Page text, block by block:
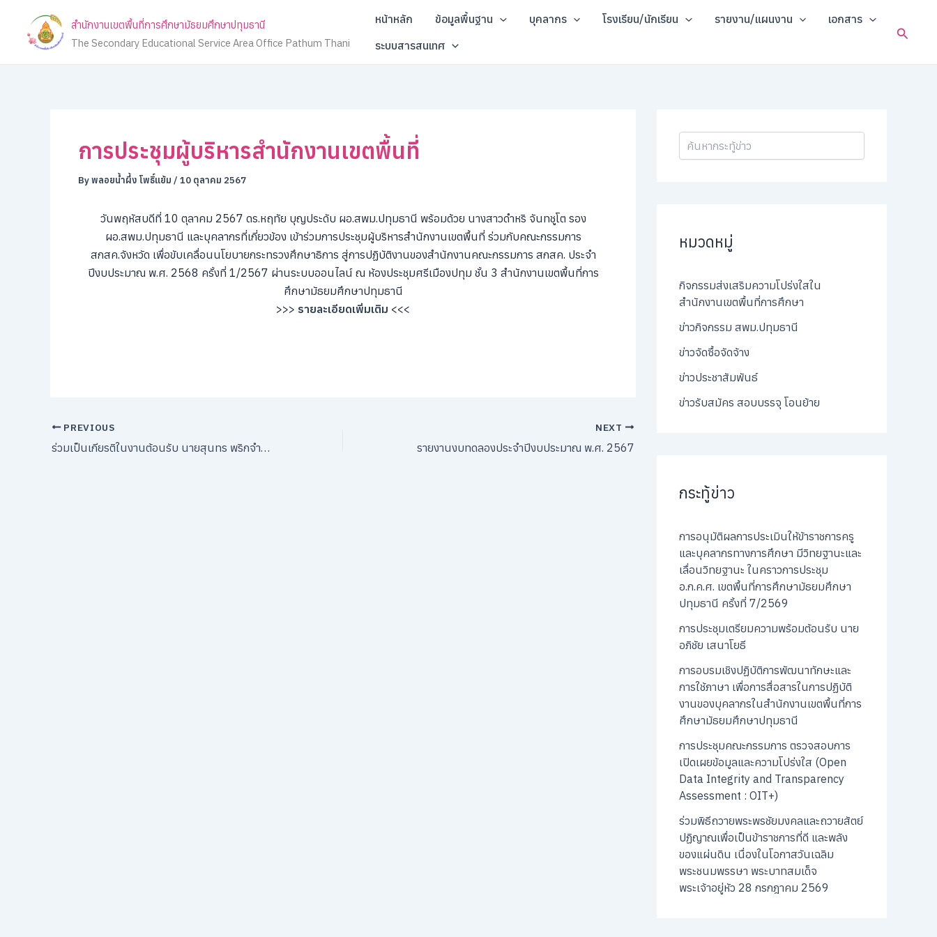
content
สำนักงานเขตพื้นที่การศึกษามัธยมศึกษาปทุมธานี
The Secondary Educational Service Area Office Pathum Thani
หน้าหลัก ข้อมูลพื้นฐาน บุคลากร โรงเรียน/นักเรียน รายงาน/แผนงาน
เอกสาร
ระบบสารสนเทศ
Search
การประชุมผู้บริหารสำนักงานเขตพื้นที่
Byพลอยน้ำผึ้ง โพธิ์แย้ม / 10 ตุลาคม 2567
วันพฤหัสบดีที่ 10 ตุลาคม 2567 ดร.หฤทัย บุญประดับ ผอ.สพม.ปทุมธานี พร้อมด้วย นางสาวดำหริ จันทชูโต รอง
ผอ.สพม.ปทุมธานี และบุคลากรที่เกี่ยวข้อง เข้าร่วมการประชุมผู้บริหารสำนักงานเขตพื้นที่ ร่วมกับคณะกรรมการ
สกสค.จังหวัด เพื่อขับเคลื่อนนโยบายกระทรวงศึกษาธิการ สู่การปฏิบัติงานของสำนักงานคณะกรรมการ สกสค. ประจำ
ปีงบประมาณ พ.ศ. 2568 ครั้งที่ 1/2567 ผ่านระบบออนไลน์ ณ ห้องประชุมศรีเมืองปทุม ชั้น 3 สำนักงานเขตพื้นที่การ
ศึกษามัธยมศึกษาปทุมธานี
>>> รายละเอียดเพิ่มเติม <<<
PREVIOUS
ร่วมเป็นเกียรติในงานต้อนรับ นายสุนทร พริกจำรูญ
NEXT
รายงานงบทดลองประจำปีงบประมาณ พ.ศ. 2567
หมวดหมู่
กิจกรรมส่งเสริมความโปร่งใสใน
สำนักงานเขตพื้นที่การศึกษา
ข่าวกิจกรรม สพม.ปทุมธานี
ข่าวจัดซื้อจัดจ้าง
ข่าวประชาสัมพันธ์
ข่าวรับสมัคร สอบบรรจุ โอนย้าย
กระทู้ข่าว
การอนุมัติผลการประเมินให้ข้าราชการครู
และบุคลากรทางการศึกษา มีวิทยฐานะและ
เลื่อนวิทยฐานะ ในคราวการประชุม
อ.ก.ค.ศ. เขตพื้นที่การศึกษามัธยมศึกษา
ปทุมธานี ครั้งที่ 7/2569
การประชุมเตรียมความพร้อมต้อนรับ นาย
อภิชัย เสนาโยธี
การอบรมเชิงปฏิบัติการพัฒนาทักษะและ
การใช้ภาษา เพื่อการสื่อสารในการปฏิบัติ
งานของบุคลากรในสำนักงานเขตพื้นที่การ
ศึกษามัธยมศึกษาปทุมธานี
การประชุมคณะกรรมการ ตรวจสอบการ
เปิดเผยข้อมูลและความโปร่งใส (Open
Data Integrity and Transparency
Assessment : OIT+)
ร่วมพิธีถวายพระพรชัยมงคลและถวายสัตย์
ปฏิญาณเพื่อเป็นข้าราชการที่ดี และพลัง
ของแผ่นดิน เนื่องในโอกาสวันเฉลิม
พระชนมพรรษา พระบาทสมเด็จ
พระเจ้าอยู่หัว 28 กรกฎาคม 2569